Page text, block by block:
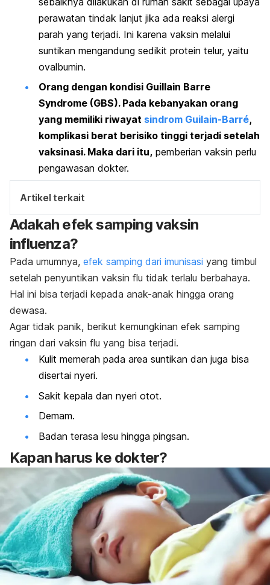
perawatan tindak lanjut jika ada reaksi alergi
parah yang terjadi. Ini karena vaksin melalui
suntikan mengandung sedikit protein telur, yaitu
ovalbumin.
Orang dengan kondisi Guillain Barre
Syndrome (GBS). Pada kebanyakan orang
yang memiliki riwayat sindrom Guilain-Barré,
komplikasi berat berisiko tinggi terjadi setelah
vaksinasi. Maka dari itu, pemberian vaksin perlu
pengawasan dokter.
Artikel terkait
Adakah efek samping vaksin
influenza?
Pada umumnya, efek samping dari imunisasi yang timbul
setelah penyuntikan vaksin flu tidak terlalu berbahaya.
Hal ini bisa terjadi kepada anak-anak hingga orang
dewasa.
Agar tidak panik, berikut kemungkinan efek samping
ringan dari vaksin flu yang bisa terjadi.
Kulit memerah pada area suntikan dan juga bisa
disertai nyeri.
Sakit kepala dan nyeri otot.
Demam.
Badan terasa lesu hingga pingsan.
Kapan harus ke dokter?